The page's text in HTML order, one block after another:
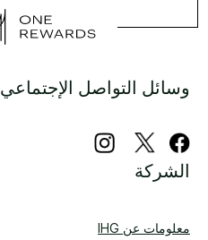
وسائل التواصل الإجتماعي
الشركة
معلومات عن IHG